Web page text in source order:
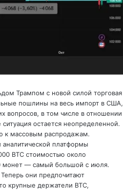
Трампом с новой силой торговая
пошлины на весь импорт в США,
вопросов, в том числе в отношении
остается неопределенной.
к массовым распродажам.
платформы
BTC стоимостью около
монет — самый большой с июля.
они предпочитают
крупные держатели BTC,